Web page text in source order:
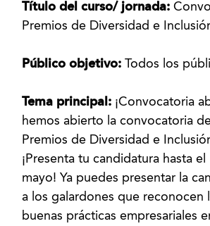
Título del curso/ jornada:
Premios de Diversidad e
Público objetivo:Todos los
Tema principal: ¡Convocatoria
hemos abierto la convocatoria
Premios de Diversidad e
¡Presenta tu candidatura hasta
mayo! Ya puedes presentar la
a los galardones que reconocen
buenas prácticas empresariales